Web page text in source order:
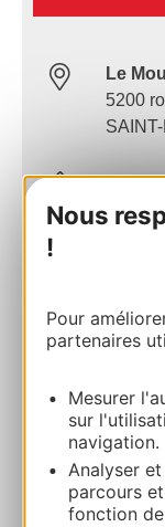
Nous
!
Pour
partenaires
Mesurer
sur
navigation.
Analyser
parcours
fonction
Le
5200
E-mail
Site
AU